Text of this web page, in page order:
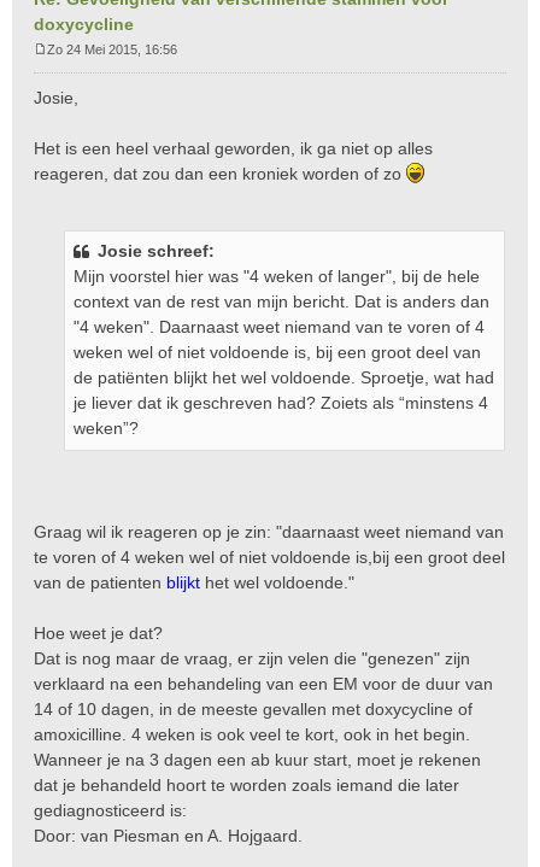
doxycycline
r
c
h
Zo 24 Mei 2015, 16:56
Josie,
Het is een heel verhaal geworden, ik ga niet op alles
reageren, dat zou dan een kroniek worden of zo
Josie schreef:
Mijn voorstel hier was "4 weken of langer", bij de hele
context van de rest van mijn bericht. Dat is anders dan
"4 weken". Daarnaast weet niemand van te voren of 4
weken wel of niet voldoende is, bij een groot deel van
de patiënten blijkt het wel voldoende. Sproetje, wat had
je liever dat ik geschreven had? Zoiets als “minstens 4
weken”?
Graag wil ik reageren op je zin: "daarnaast weet niemand van
te voren of 4 weken wel of niet voldoende is,bij een groot deel
van de patienten blijkt het wel voldoende."
Hoe weet je dat?
Dat is nog maar de vraag, er zijn velen die "genezen" zijn
verklaard na een behandeling van een EM voor de duur van
14 of 10 dagen, in de meeste gevallen met doxycycline of
amoxicilline. 4 weken is ook veel te kort, ook in het begin.
Wanneer je na 3 dagen een ab kuur start, moet je rekenen
dat je behandeld hoort te worden zoals iemand die later
gediagnosticeerd is:
Door: van Piesman en A. Hojgaard.